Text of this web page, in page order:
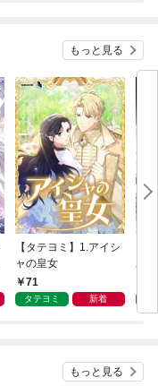
もっと見る
【タテヨミ】1.アイシ
ャの皇女
71
タテヨミ 新着
もっと見る